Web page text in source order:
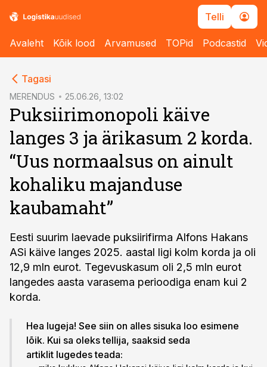
Telli
Avaleht Kõik lood Arvamused TOPid Podcastid
Tagasi
MERENDUS 25.06.26, 13:02
Puksiirimonopoli käive
langes 3 ja ärikasum 2 korda.
“Uus normaalsus on ainult
kohaliku majanduse
kaubamaht”
Eesti suurim laevade puksiirifirma Alfons Hakans
ASi käive langes 2025. aastal ligi kolm korda ja oli
12,9 mln eurot. Tegevuskasum oli 2,5 mln eurot
langedes aasta varasema perioodiga enam kui 2
korda.
Hea lugeja! See siin on alles sisuka loo esimene
lõik. Kui sa oleks tellija, saaksid seda
artiklit lugedes teada: